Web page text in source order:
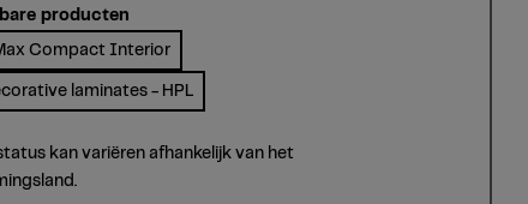
producten
Compact Interior
laminates - HPL
kan variëren afhankelijk van het